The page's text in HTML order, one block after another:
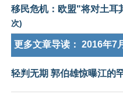
移民危机：欧盟"将对土耳
次)
更多文章导读： 2016年7
轻判无期 郭伯雄惊曝江的